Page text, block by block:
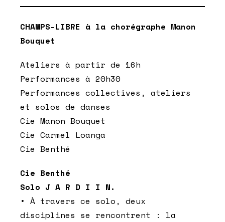
CHAMPS-LIBRE à la chorégraphe Manon
Bouquet
Ateliers à partir de 16h
Performances à 20h30
Performances collectives, ateliers
et solos de danses
Cie Manon Bouquet
Cie Carmel Loanga
Cie Benthé
Cie Benthé
Solo J A R D I I N.
• À travers ce solo, deux
disciplines se rencontrent : la